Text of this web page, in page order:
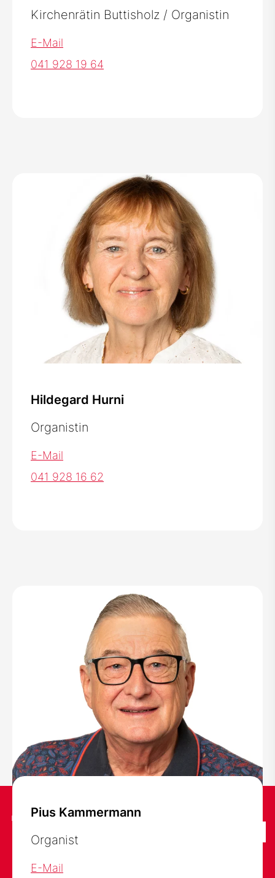
Kirchenrätin Buttisholz / Organistin
E-Mail
041 928 19 64
Hildegard Hurni
Organistin
E-Mail
041 928 16 62
Pius Kammermann
Organist
E-Mail
nutzerfreundlich und zuverlässig bereitstellen zu
können, unter anderem durch Erfolgs- und
Reichweitenmessung. Weitere Informationen
finden Sie in unserer